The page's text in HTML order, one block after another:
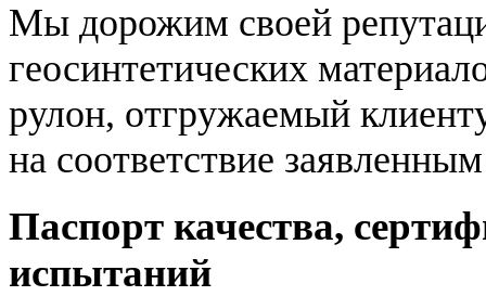
Мы дорожим своей
геосинтетических
рулон, отгружаемый
на соответствие
Паспорт качества,
испытаний